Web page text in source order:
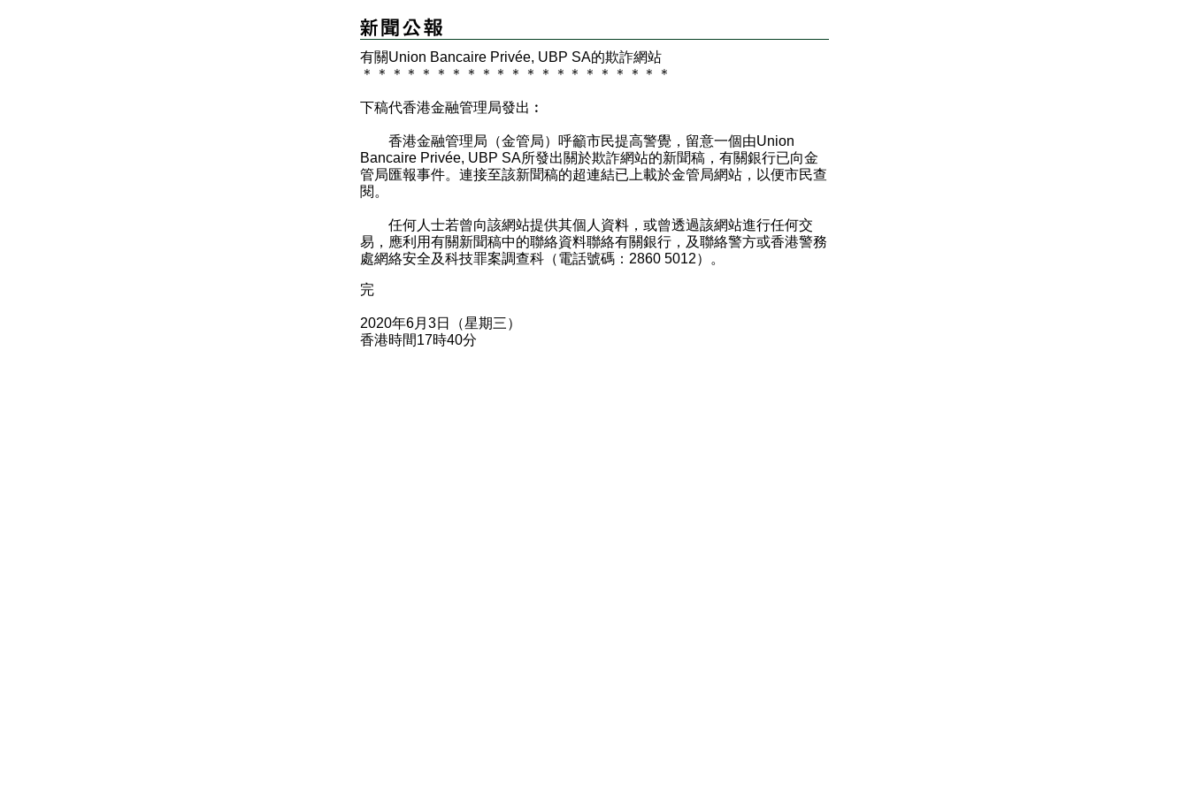
有關Union Bancaire Privée, UBP SA的欺詐網站
＊
＊ ＊ ＊ ＊ ＊ ＊ ＊ ＊ ＊ ＊ ＊ ＊ ＊ ＊ ＊ ＊ ＊ ＊ ＊ ＊
下稿代香港金融管理局發出︰
香港金融管理局（金管局）呼籲市民提高警覺，留意一個由Union
Bancaire Privée, UBP SA所發出關於欺詐網站的新聞稿，有關銀行已向金
管局匯報事件。連接至該新聞稿的超連結已上載於金管局網站 ，以便市民查
閱。
任何人士若曾向該網站提供其個人資料，或曾透過該網站進行任何交
易，應利用有關新聞稿中的聯絡資料聯絡有關銀行，及聯絡警方或香港警務
處網絡安全及科技罪案調查科（電話號碼：2860 5012）。
完
2020年6月3日（星期三）
香港時間17時40分